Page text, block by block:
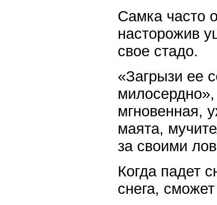
Самка часто
насторожив
свое стадо.
«Загрызи ее
мгновенная,
маята,
за своими
Когда падет
снега,